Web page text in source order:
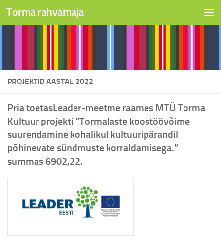
Skip to content
Torma rahvamaja
PROJEKTID AASTAL 2022
Pria toetasLeader-meetme raames MTÜ Torma
Kultuur projekti “Tormalaste koostöövõime
suurendamine kohalikul kultuuripärandil
põhinevate sündmuste korraldamisega.”
summas 6902,22.